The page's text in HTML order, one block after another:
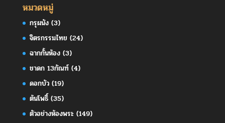
หมวดหมู่
กรุผนัง(3)
จิตรกรรมไทย (24)
ฉากกั้นห้อง(3)
ชาดก 13กัณฑ์(4)
ดอกบัว(19)
ต้นโพธิ์(35)
ตัวอย่างห้องพระ(149)